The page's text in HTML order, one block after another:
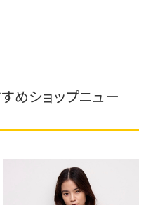
めショップニュー